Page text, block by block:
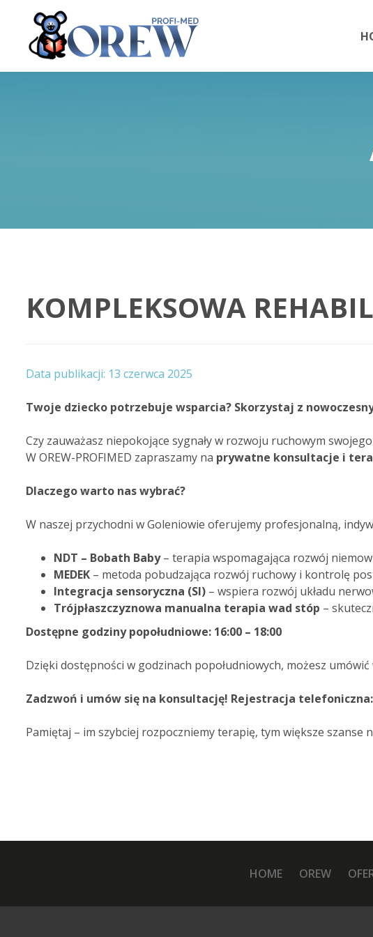
KOMPLEKSOWA
13 czerwca 2025
Twoje dziecko potrzebuje wsparcia? Skorzystaj z
Czy zauważasz niepokojące sygnały w rozwoju ruchowym
W OREW-PROFIMED zapraszamy na prywatne konsultacje i
Dlaczego warto nas wybrać?
W naszej przychodni w Goleniowie oferujemy profesjonalną,
NDT – Bobath Baby– terapia wspomagająca rozwój
MEDEK – metoda pobudzająca rozwój ruchowy i kontrolę
Integracja sensoryczna (SI) – wspiera rozwój układu
Trójpłaszczyznowa manualna terapia wad stóp –
Dostępne godziny popołudniowe: 16:00 – 18:00
Dzięki dostępności w godzinach popołudniowych, możesz
Zadzwoń i umów się na konsultację! Rejestracja telefoniczna:
Pamiętaj – im szybciej rozpoczniemy terapię, tym większe szanse
HOME OREW